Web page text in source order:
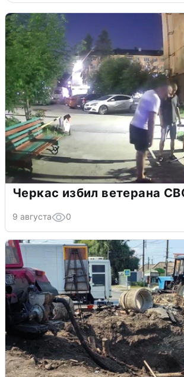
Черкас избил ветерана
9 августа 0